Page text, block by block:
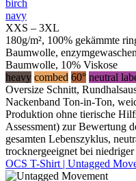
birch
navy
XXS – 3XL
180g/m², 100% gekämmte
Baumwolle,
Baumwolle, 10% Viskose
heavy combed 60° neutral
Oversize Schnitt,
Nackenband Ton-in-Ton,
Produktion ohne tierische
Assessment) zur Bewertung
gesamten Lebenszyklus,
trocknergeeignet bei
OCS T-Shirt | Untagged